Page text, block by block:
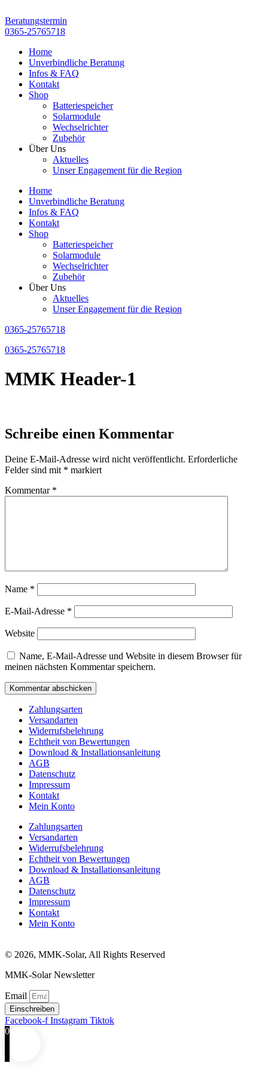
Inhalt
springen
Beratungstermin
0365-25765718
Home
Unverbindliche Beratung
Infos & FAQ
Kontakt
Shop
Batteriespeicher
Solarmodule
Wechselrichter
Zubehör
Über Uns
Aktuelles
Unser Engagement für die Region
Home
Unverbindliche Beratung
Infos & FAQ
Kontakt
Shop
Batteriespeicher
Solarmodule
Wechselrichter
Zubehör
Über Uns
Aktuelles
Unser Engagement für die Region
0365-25765718
0365-25765718
MMK Header-1
Schreibe einen Kommentar
Deine E-Mail-Adresse wird nicht veröffentlicht. Erforderliche
Felder sind mit * markiert
Kommentar *
Name *
E-Mail-Adresse *
Website
Name, E-Mail-Adresse und Website in diesem Browser für
meinen nächsten Kommentar speichern.
Zahlungsarten
Versandarten
Widerrufsbelehrung
Echtheit von Bewertungen
Download & Installationsanleitung
AGB
Datenschutz
Impressum
Kontakt
Mein Konto
Zahlungsarten
Versandarten
Widerrufsbelehrung
Echtheit von Bewertungen
Download & Installationsanleitung
AGB
Datenschutz
Impressum
Kontakt
Mein Konto
© 2026, MMK-Solar, All Rights Reserved
MMK-Solar Newsletter
Email
Einschreiben
Facebook-f Instagram Tiktok
0